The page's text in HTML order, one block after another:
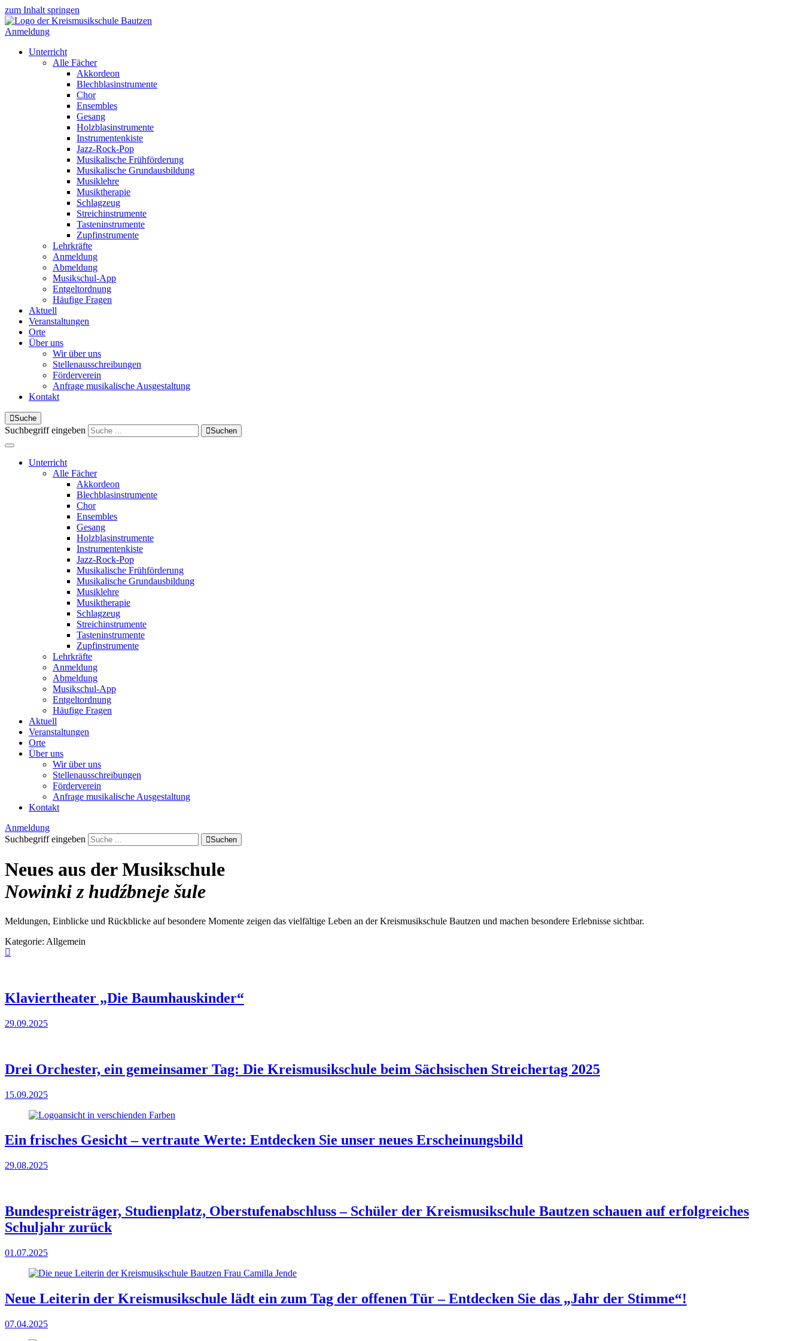
zum Inhalt springen
Anmeldung
Unterricht
Alle Fächer
Akkordeon
Blechblasinstrumente
Chor
Ensembles
Gesang
Holzblasinstrumente
Instrumentenkiste
Jazz-Rock-Pop
Musikalische Frühförderung
Musikalische Grundausbildung
Musiklehre
Musiktherapie
Schlagzeug
Streichinstrumente
Tasteninstrumente
Zupfinstrumente
Lehrkräfte
Anmeldung
Abmeldung
Musikschul-App
Entgeltordnung
Häufige Fragen
Aktuell
Veranstaltungen
Orte
Über uns
Wir über uns
Stellenausschreibungen
Förderverein
Anfrage musikalische Ausgestaltung
Kontakt
Suche
Suchbegriff eingeben Suchen
Unterricht
Alle Fächer
Akkordeon
Blechblasinstrumente
Chor
Ensembles
Gesang
Holzblasinstrumente
Instrumentenkiste
Jazz-Rock-Pop
Musikalische Frühförderung
Musikalische Grundausbildung
Musiklehre
Musiktherapie
Schlagzeug
Streichinstrumente
Tasteninstrumente
Zupfinstrumente
Lehrkräfte
Anmeldung
Abmeldung
Musikschul-App
Entgeltordnung
Häufige Fragen
Aktuell
Veranstaltungen
Orte
Über uns
Wir über uns
Stellenausschreibungen
Förderverein
Anfrage musikalische Ausgestaltung
Kontakt
Anmeldung
Suchbegriff eingeben
Suchen
Neues aus der Musikschule
Nowinki z hudźbneje šule
Meldungen, Einblicke und Rückblicke auf besondere Momente zeigen das vielfältige Leben an der Kreismusikschule Bautzen und machen besondere Erlebnisse sichtbar.
Kategorie: Allgemein
Klaviertheater „Die Baumhauskinder“
29.09.2025
Drei Orchester, ein gemeinsamer Tag: Die Kreismusikschule beim Sächsischen Streichertag 2025
15.09.2025
Ein frisches Gesicht – vertraute Werte: Entdecken Sie unser neues Erscheinungsbild
29.08.2025
Bundespreisträger, Studienplatz, Oberstufenabschluss – Schüler der Kreismusikschule Bautzen schauen auf erfolgreiches
Schuljahr zurück
01.07.2025
Neue Leiterin der Kreismusikschule lädt ein zum Tag der offenen Tür – Entdecken Sie das „Jahr der Stimme“!
07.04.2025